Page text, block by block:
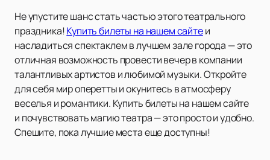
Не упустите шанс стать частью этого театрального
праздника! Купить билеты на нашем сайтеи
насладиться спектаклем в лучшем зале города — это
отличная возможность провести вечер в компании
талантливых артистов и любимой музыки. Откройте
для себя мир оперетты и окунитесь в атмосферу
веселья и романтики. Купить билеты на нашем сайте
и почувствовать магию театра — это просто и удобно.
Спешите, пока лучшие места еще доступны!